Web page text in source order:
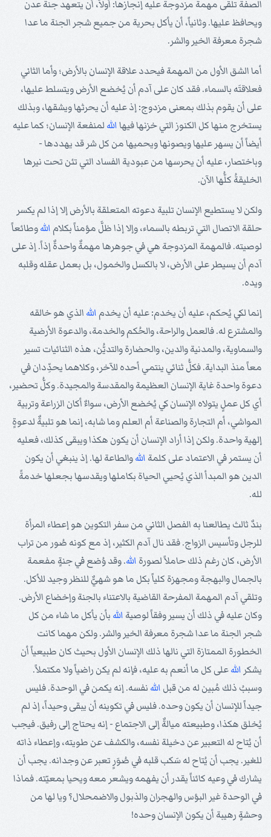
الصفة تلقى مهمة مزدوجة عليه إنجازها: أولاً، أن يتعهد جنة عدن
ويحافظ عليها. وثانياً، أن يأكل بحرية من جميع شجر الجنة ما عدا
شجرة معرفة الخير والشر.
أما الشق الأول من المهمة فيحدد علاقة الإنسان بالأرض؛ وأما الثاني
فعلاقتَه بالسماء. فقد كان على آدم أن يُخضع الأرض ويتسلط عليها،
على أن يقوم بذلك بمعنى مزدوج: إذ عليه أن يحرثها ويشقها، وبذلك
يستخرج منها كل الكنوز التي خزنها فيهاالله لمنفعة الإنسان؛ كما عليه
أيضاً أن يسهر عليها ويصونها ويحميها من كل شر قد يهددها -
وباختصار، عليه أن يحرسها من عبودية الفساد التي تئن تحت نيرها
الخليقةُ كلُّها الآن.
ولكن لا يستطيع الإنسان تلبية دعوته المتعلقة بالأرض إلا إذا لم يكسر
حلقة الاتصال التي تربطه بالسماء، وإلا إذا ظلَّ مؤمناً بكلام اللهوطائعاً
لوصيته. فالمهمة المزدوجة هي في جوهرها مهمةٌ واحدةٌ إذاً. إذ على
آدم أن يسيطر على الأرض، لا بالكسل والخمول، بل بعمل عقله وقلبه
ويده.
إنما لكي يُحكم، عليه أن يخدم: عليه أن يخدم الله الذي هو خالقه
والمشترع له. فالعمل والراحة، والحُكم والخدمة، والدعوة الأرضية
والسماوية، والمدنية والدين، والحضارة والتديُّن، هذه الثنائيات تسير
معاً منذ البداية. فكلُّ ثنائي ينتمي أحده للآخر، وكلاهما يحدِّدان في
دعوة واحدة غاية الإنسان العظيمة والمقدسة والمجيدة. وكلُّ تحضير،
أي كل عملٍ يتولاه الإنسان كي يُخضع الأرض، سواءٌ أكان الزراعة وتربية
المواشي، أم التجارة والصناعة أم العلم وما شابه، إنما هو تلبيةٌ لدعوةٍ
إلهية واحدة. ولكن إذا أراد الإنسان أن يكون هكذا ويبقى كذلك، فعليه
أن يستمر في الاعتماد على كلمة اللهوالطاعة لها. إذ ينبغي أن يكون
الدين هو المبدأ الذي يُحيي الحياة بكاملها ويقدسها بجعلها خدمةً
لله.
بندٌ ثالث يطالعنا به الفصل الثاني من سفر التكوين هو إعطاء المرأة
للرجل وتأسيس الزواج. فقد نال آدم الكثير، إذ مع كونه صُور من تراب
الأرض، كان رغم ذلك حاملاً لصورة الله. وقد وُضع في جنةٍ مفعمة
بالجمال والبهجة ومجهزة كلياً بكل ما هو شهيٌّ للنظر وجيد للأكل.
وتلقي آدم المهمة المفرحة القاضية بالاعتناء بالجنة وإخضاع الأرض.
وكان عليه في ذلك أن يسير وفقاً لوصية الله بأن يأكل ما شاء من كل
شجر الجنة ما عدا شجرة معرفة الخير والشر. ولكن مهما كانت
الخطورة الممتازة التي نالها ذلك الإنسان الأول بحيث كان طبيعياً أن
يشكر اللهعلى كل ما أنعم به عليه، فإنه لم يكن راضياً ولا مكتملاً.
وسببُ ذلك مُبين له من قبل الله نفسه. إنه يكمن في الوحدة. فليس
جيداً للإنسان أن يكون وحده. فليس في تكوينه أن يبقى وحيداً، إذ لم
يُخلق هكذا، وطبيعته ميالةٌ إلى الاجتماع - إنه يحتاج إلى رفيق. فيجب
أن يُتاح له التعبير عن دخيلة نفسه، والكشف عن طويته، وإعطاء ذاته
للغير. يجب أن يُتاح له سَكب قلبه في صُوَرٍ تعبر عن وجدانه. يجب أن
يشارك في وعيه كائناً يقدر أن يفهمه ويشعر معه ويحيا بمعيّته. فماذا
في الوحدة غير البؤس والهجران والذبول والاضمحلال؟ ويا لها من
وحشةٍ رهيبة أن يكون الإنسان وحده!